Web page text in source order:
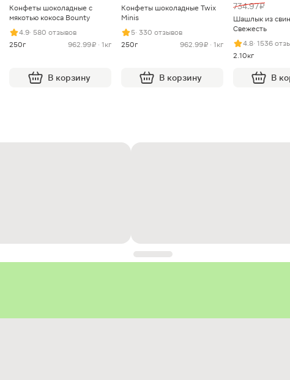
Конфеты шоколадные с
мякотью кокоса Bounty
4.9· 580 отзывов
250г
962.99 ₽ · 1кг
В корзину
Конфеты шоколадные Twix
Minis
5· 330 отзывов
250г
962.99 ₽ · 1кг
В корзину
734.97 ₽
Шашлык из
Свежесть
4.8· 1536
2.10кг
В